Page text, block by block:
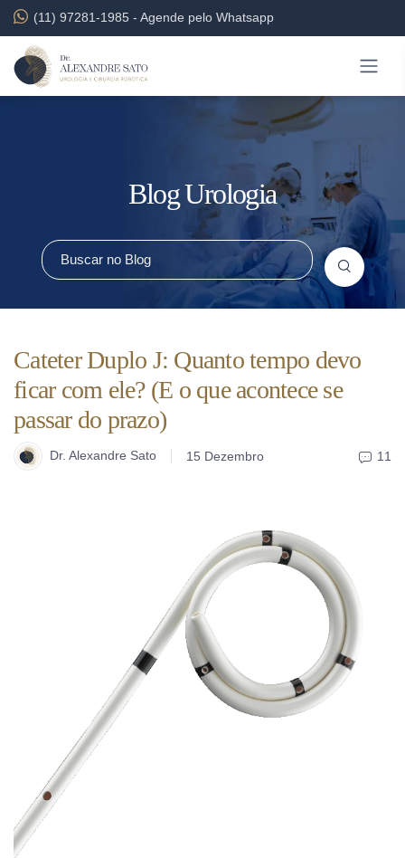
(11) 97281-1985 - Agende pelo Whatsapp
Blog Urologia
Cateter Duplo J: Quanto tempo devo
ficar com ele? (E o que acontece se
passar do prazo)
Dr. Alexandre Sato 15 Dezembro 11